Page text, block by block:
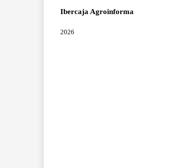
Ibercaja Agroinforma
2026